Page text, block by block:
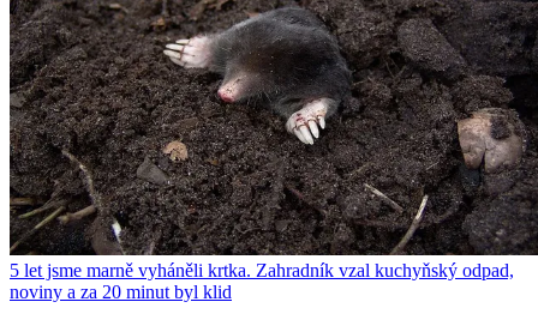
5 let jsme marně vyháněli krtka. Zahradník vzal kuchyňský odpad,
noviny a za 20 minut byl klid